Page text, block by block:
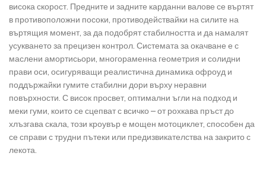
висока скорост. Предните и задните карданни валове се въртят
в противоположни посоки, противодействайки на силите на
въртящия момент, за да подобрят стабилността и да намалят
усукването за прецизен контрол. Системата за окачване е с
маслени амортисьори, многораменна геометрия и солидни
прави оси, осигуряващи реалистична динамика офроуд и
поддържайки гумите стабилни дори върху неравни
повърхности. С висок просвет, оптимални ъгли на подход и
меки гуми, които се сцепват с всичко – от рохкава пръст до
хлъзгава скала, този кроувър е мощен мотоциклет, способен да
се справи с трудни пътеки или предизвикателства на закрито с
лекота.